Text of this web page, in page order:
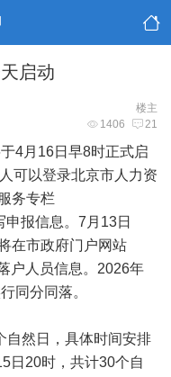
启动
楼主
1406 21
4月16日早8时正式启
可以登录北京市人力资
务专栏
申报信息。7月13日
在市政府门户网站
户人员信息。2026年
同分同落。
自然日，具体时间安排
日20时，共计30个自